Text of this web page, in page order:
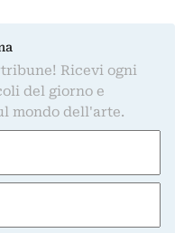
Ricevi ogni
del giorno e
mondo dell'arte.